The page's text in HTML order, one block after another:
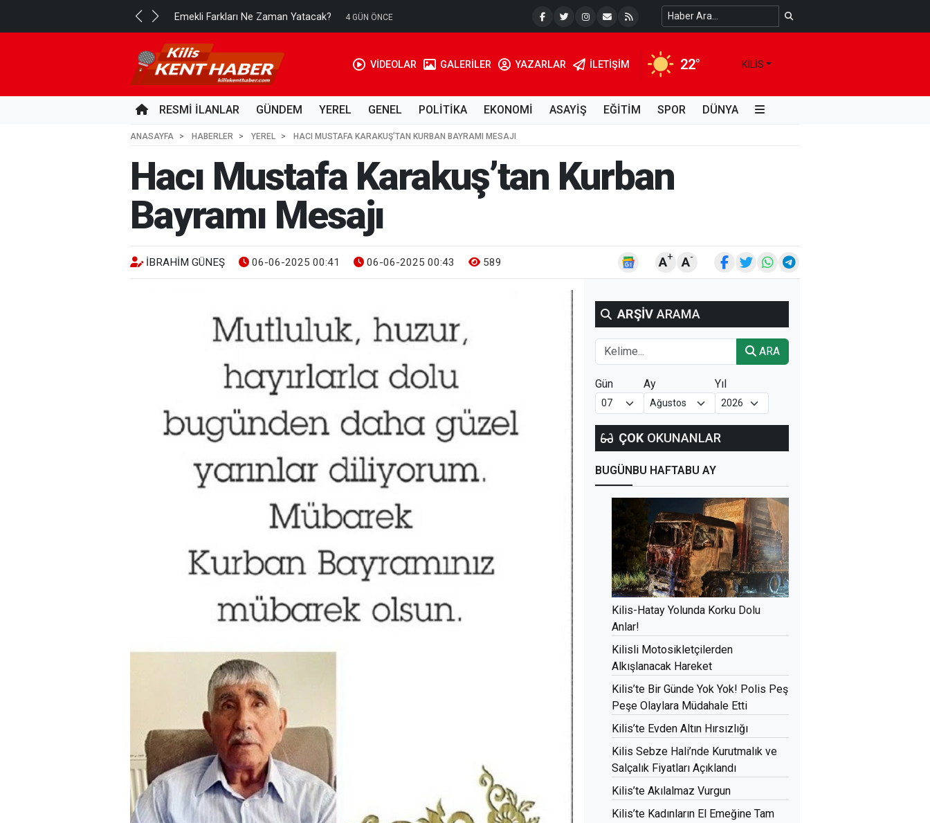
Emekli Farkları Ne Zaman Yatacak? 4 GÜN ÖNCE Su Kuyusu Temiz Suya Erişimde Kalıcı Bir Çözüm
VİDEOLAR GALERİLER YAZARLAR İLETIŞIM 22° KILIS
RESMİ İLANLAR GÜNDEM YEREL GENEL POLİTİKA EKONOMİ ASAYİŞ EĞİTİM SPOR DÜNYA
ANASAYFA HABERLER YEREL HACI MUSTAFA KARAKUŞ’TAN KURBAN BAYRAMI MESAJI
Hacı Mustafa Karakuş’tan Kurban
Bayramı Mesajı
İBRAHIM GÜNEŞ 06-06-2025 00:41 06-06-2025 00:43 589 A+ A-
ARŞİV ARAMA
ARA
Gün Ay Yıl
ÇOK OKUNANLAR
BUGÜNBU HAFTABU AY
Kilis-Hatay Yolunda Korku Dolu
Anlar!
Kilisli Motosikletçilerden
Alkışlanacak Hareket
Kilis’te Bir Günde Yok Yok! Polis Peş
Peşe Olaylara Müdahale Etti
Kilis’te Evden Altın Hırsızlığı
Kilis Sebze Hali’nde Kurutmalık ve
Salçalık Fiyatları Açıklandı
Kilis’te Akılalmaz Vurgun
Kilis’te Kadınların El Emeğine Tam